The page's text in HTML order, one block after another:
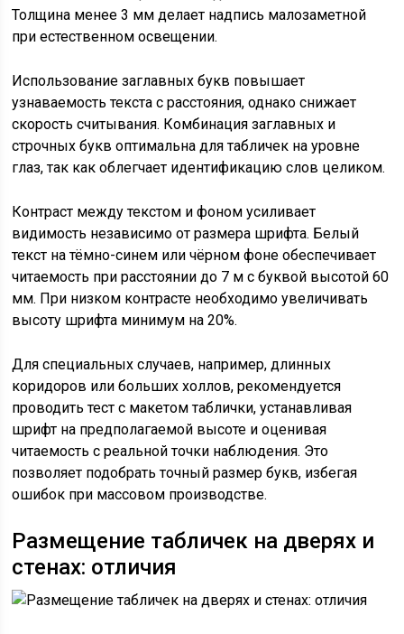
Толщина менее 3 мм делает надпись малозаметной
при естественном освещении.
Использование заглавных букв повышает
узнаваемость текста с расстояния, однако снижает
скорость считывания. Комбинация заглавных и
строчных букв оптимальна для табличек на уровне
глаз, так как облегчает идентификацию слов целиком.
Контраст между текстом и фоном усиливает
видимость независимо от размера шрифта. Белый
текст на тёмно-синем или чёрном фоне обеспечивает
читаемость при расстоянии до 7 м с буквой высотой 60
мм. При низком контрасте необходимо увеличивать
высоту шрифта минимум на 20%.
Для специальных случаев, например, длинных
коридоров или больших холлов, рекомендуется
проводить тест с макетом таблички, устанавливая
шрифт на предполагаемой высоте и оценивая
читаемость с реальной точки наблюдения. Это
позволяет подобрать точный размер букв, избегая
ошибок при массовом производстве.
Размещение табличек на дверях и
стенах: отличия